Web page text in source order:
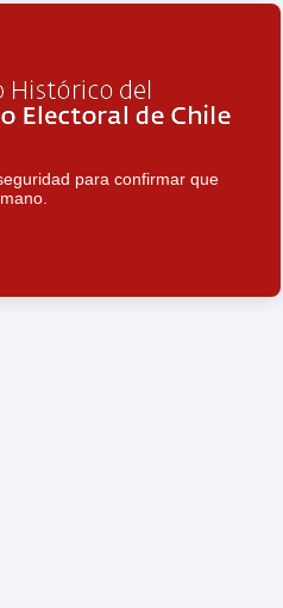
para confirmar que